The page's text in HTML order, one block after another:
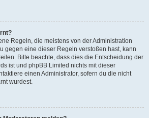
Regeln, die meistens von der Administration
gegen eine dieser Regeln verstoßen hast, kann
Bitte beachte, dass dies die Entscheidung der
ist und phpBB Limited nichts mit dieser
einen Administrator, sofern du die nicht
wurdest.